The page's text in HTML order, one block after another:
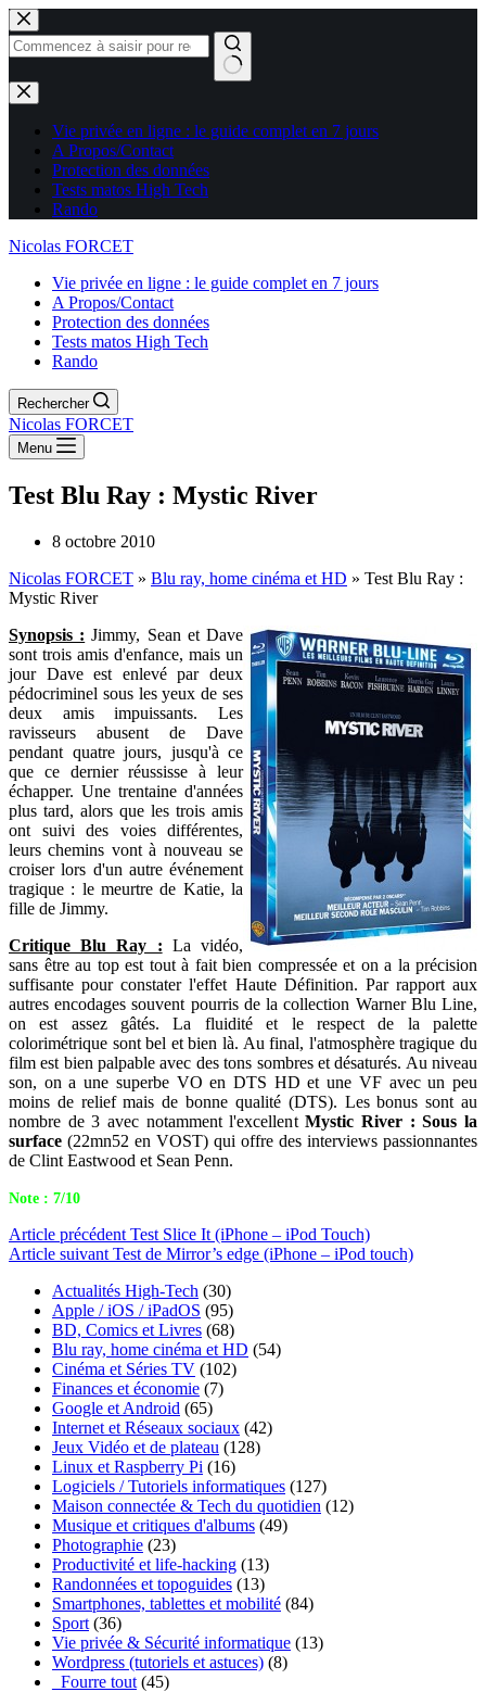
Aucun
résultat
Vie privée en ligne : le guide complet en 7 jours
A Propos/Contact
Protection des données
Tests matos High Tech
Rando
Nicolas FORCET
Vie privée en ligne : le guide complet en 7 jours
A Propos/Contact
Protection des données
Tests matos High Tech
Rando
Rechercher
Nicolas FORCET
Menu
Test Blu Ray : Mystic River
8 octobre 2010
Nicolas FORCET » Blu ray, home cinéma et HD » Test Blu Ray :
Mystic River
Synopsis : Jimmy, Sean et Dave
sont trois amis d'enfance, mais un
jour Dave est enlevé par deux
pédocriminel sous les yeux de ses
deux amis impuissants. Les
ravisseurs abusent de Dave
pendant quatre jours, jusqu'à ce
que ce dernier réussisse à leur
échapper. Une trentaine d'années
plus tard, alors que les trois amis
ont suivi des voies différentes,
leurs chemins vont à nouveau se
croiser lors d'un autre événement
tragique : le meurtre de Katie, la
fille de Jimmy.
Critique Blu Ray : La vidéo,
sans être au top est tout à fait bien compressée et on a la précision
suffisante pour constater l'effet Haute Définition. Par rapport aux
autres encodages souvent pourris de la collection Warner Blu Line,
on est assez gâtés. La fluidité et le respect de la palette
colorimétrique sont bel et bien là. Au final, l'atmosphère tragique du
film est bien palpable avec des tons sombres et désaturés. Au niveau
son, on a une superbe VO en DTS HD et une VF avec un peu
moins de relief mais de bonne qualité (DTS). Les bonus sont au
nombre de 3 avec notamment l'excellentMystic River : Sous la
surface (22mn52 en VOST) qui offre des interviews passionnantes
de Clint Eastwood et Sean Penn.
Note : 7/10
Article précédent Test Slice It (iPhone – iPod Touch)
Article suivant Test de Mirror’s edge (iPhone – iPod touch)
Actualités High-Tech (30)
Apple / iOS / iPadOS (95)
BD, Comics et Livres (68)
Blu ray, home cinéma et HD (54)
Cinéma et Séries TV (102)
Finances et économie (7)
Google et Android (65)
Internet et Réseaux sociaux (42)
Jeux Vidéo et de plateau (128)
Linux et Raspberry Pi (16)
Logiciels / Tutoriels informatiques (127)
Maison connectée & Tech du quotidien (12)
Musique et critiques d'albums (49)
Photographie (23)
Productivité et life-hacking (13)
Randonnées et topoguides (13)
Smartphones, tablettes et mobilité (84)
Sport (36)
Vie privée & Sécurité informatique (13)
Wordpress (tutoriels et astuces) (8)
_Fourre tout (45)